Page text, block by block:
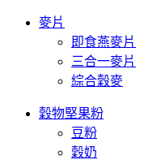
麥片
即食燕麥片
三合一麥片
綜合穀麥
穀物堅果粉
豆粉
穀奶